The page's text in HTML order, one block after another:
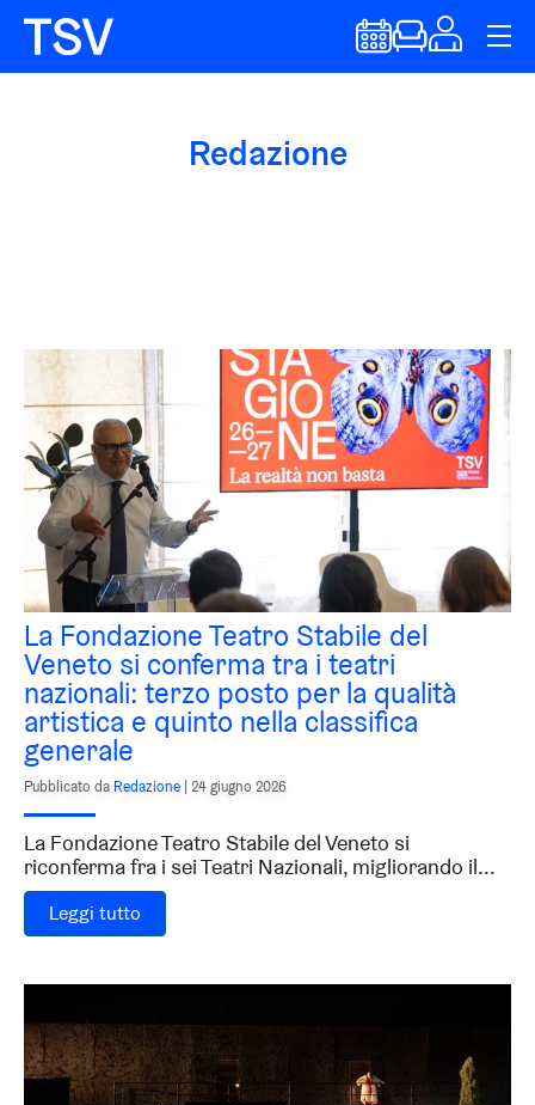
Redazione
La Fondazione Teatro Stabile del
Veneto si conferma tra i teatri
nazionali: terzo posto per la qualità
artistica e quinto nella classifica
generale
Pubblicato da Redazione 24 giugno 2026
La Fondazione Teatro Stabile del Veneto si
riconferma fra i sei Teatri Nazionali, migliorando il...
Leggi tutto